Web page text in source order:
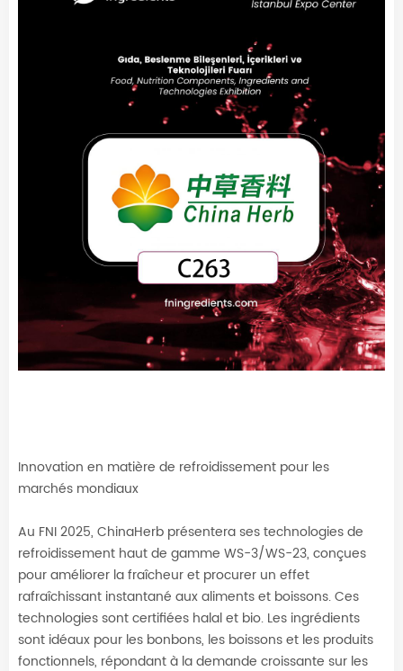
Innovation en matière de refroidissement pour les
marchés mondiaux
Au FNI 2025, ChinaHerb présentera ses technologies de
refroidissement haut de gamme WS-3/WS-23, conçues
pour améliorer la fraîcheur et procurer un effet
rafraîchissant instantané aux aliments et boissons. Ces
technologies sont certifiées halal et bio. Les ingrédients
sont idéaux pour les bonbons, les boissons et les produits
fonctionnels, répondant à la demande croissante sur les